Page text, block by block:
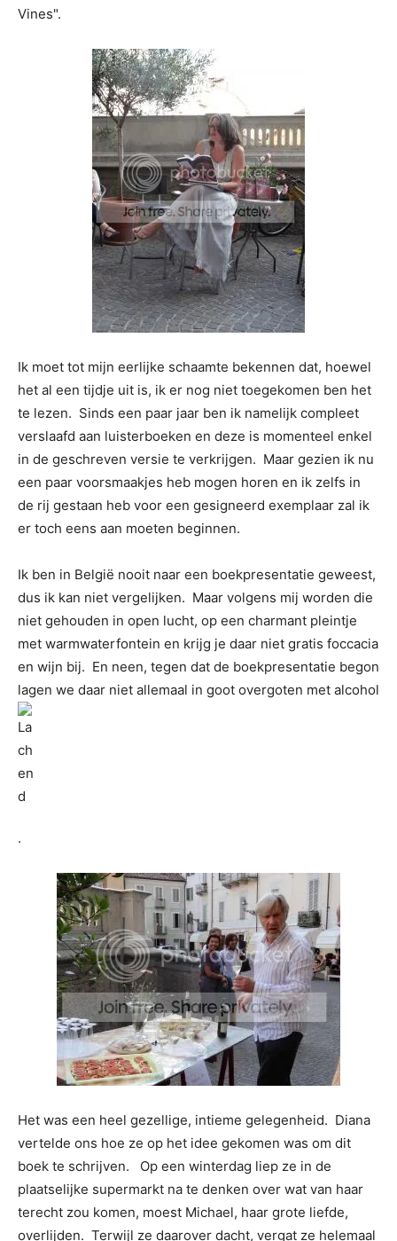
Vines".
Ik moet tot mijn eerlijke schaamte bekennen dat, hoewel
het al een tijdje uit is, ik er nog niet toegekomen ben het
te lezen. Sinds een paar jaar ben ik namelijk compleet
verslaafd aan luisterboeken en deze is momenteel enkel
in de geschreven versie te verkrijgen. Maar gezien ik nu
een paar voorsmaakjes heb mogen horen en ik zelfs in
de rij gestaan heb voor een gesigneerd exemplaar zal ik
er toch eens aan moeten beginnen.
Ik ben in België nooit naar een boekpresentatie geweest,
dus ik kan niet vergelijken. Maar volgens mij worden die
niet gehouden in open lucht, op een charmant pleintje
met warmwaterfontein en krijg je daar niet gratis foccacia
en wijn bij. En neen, tegen dat de boekpresentatie begon
lagen we daar niet allemaal in goot overgoten met alcohol
.
Het was een heel gezellige, intieme gelegenheid. Diana
vertelde ons hoe ze op het idee gekomen was om dit
boek te schrijven. Op een winterdag liep ze in de
plaatselijke supermarkt na te denken over wat van haar
terecht zou komen, moest Michael, haar grote liefde,
overlijden. Terwijl ze daarover dacht, vergat ze helemaal